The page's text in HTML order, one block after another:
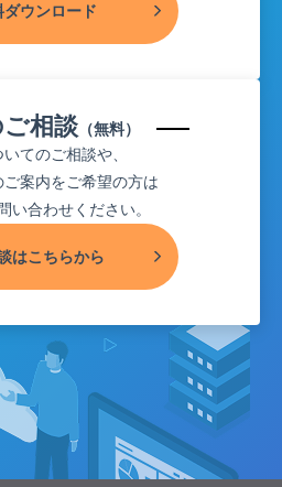
ダウンロード
相談 （無料）
てのご相談や、
案内をご希望の方は
い合わせください。
はこちらから